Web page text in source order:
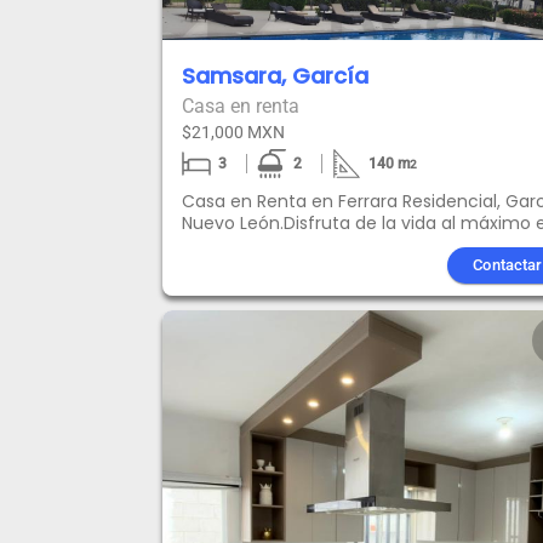
Samsara, García
Casa en renta
$21,000 MXN
3 2 140m2
Casa en Renta en Ferrara Residencial,
Nuevo León.Disfruta de la vida al máximo
esta hermosa casa de 2 pisos, con
de primera calidad y todas las amenidades
que necesitas para vivir con estilo y
comodidad. 3 dormitorios , 2 baños
comedor, estancia y cocina equipada 2
estacionamientos en garaje cubierto ,
Lavanderia Amenidades : Alberca y gimnasio
Casa Club Acceso controlado con
las 24 horas Canchas deportivas y áreas
convivenciaEquipamiento: 4 minisplits,
Refrigerador, Parrilla, Lavadora, Secadora,
microondasContáctanos para agendar
cita. Ideal para familias o profesionales
Contactar